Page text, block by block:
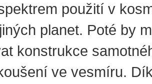
použití v
planet. Poté by
konstrukce
ve vesmíru.